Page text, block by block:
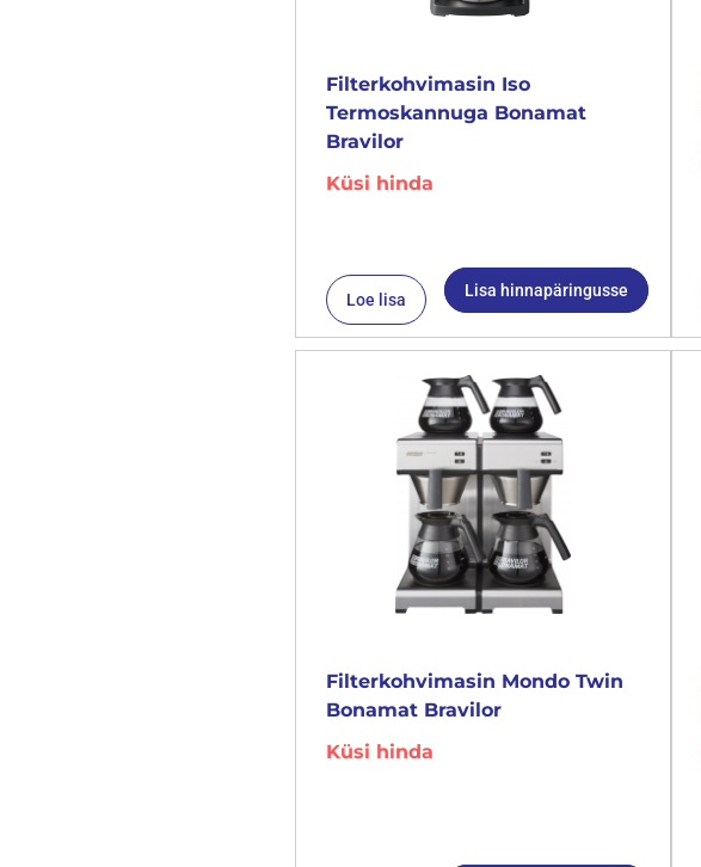
Filterkohvimasin Iso
Termoskannuga Bonamat
Bravilor
Küsi hinda
Loe lisa Lisa hinnapäringusse
Filterkohvimasin Mondo Twin
Bonamat Bravilor
Küsi hinda